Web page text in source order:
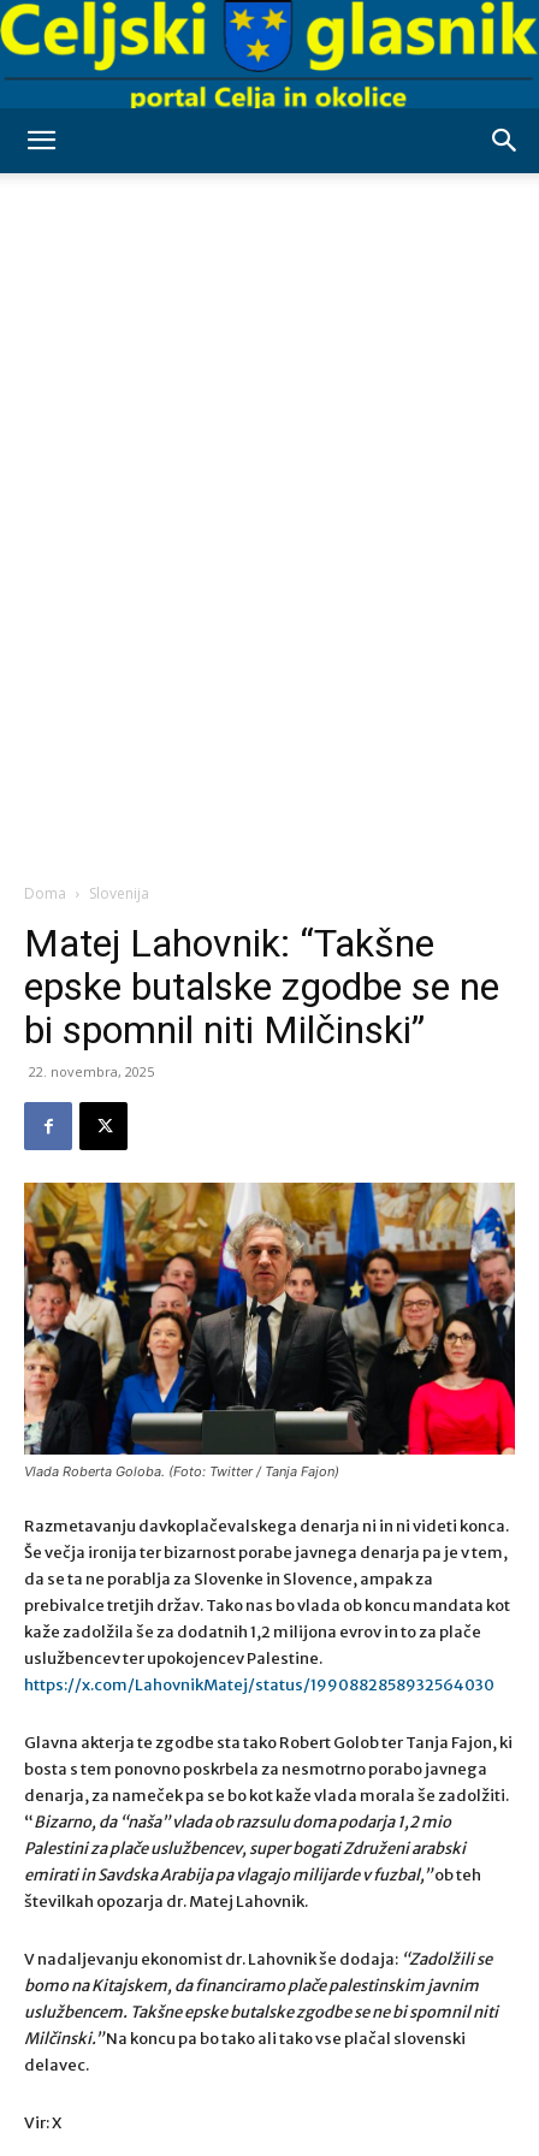
Doma Slovenija
Matej Lahovnik: “Takšne
epske butalske zgodbe se ne
bi spomnil niti Milčinski”
22. novembra, 2025
Vlada Roberta Goloba. (Foto: Twitter / Tanja Fajon)
Razmetavanju davkoplačevalskega denarja ni in ni videti konca.
Še večja ironija ter bizarnost porabe javnega denarja pa je v tem,
da se ta ne porablja za Slovenke in Slovence, ampak za
prebivalce tretjih držav. Tako nas bo vlada ob koncu mandata kot
kaže zadolžila še za dodatnih 1,2 milijona evrov in to za plače
uslužbencev ter upokojencev Palestine.
https://x.com/LahovnikMatej/status/1990882858932564030
Glavna akterja te zgodbe sta tako Robert Golob ter Tanja Fajon, ki
bosta s tem ponovno poskrbela za nesmotrno porabo javnega
denarja, za nameček pa se bo kot kaže vlada morala še zadolžiti.
“Bizarno, da “naša” vlada ob razsulu doma podarja 1,2 mio
Palestini za plače uslužbencev, super bogati Združeni arabski
emirati in Savdska Arabija pa vlagajo milijarde v fuzbal,”ob teh
številkah opozarja dr. Matej Lahovnik.
V nadaljevanju ekonomist dr. Lahovnik še dodaja: “Zadolžili se
bomo na Kitajskem, da financiramo plače palestinskim javnim
uslužbencem. Takšne epske butalske zgodbe se ne bi spomnil niti
Milčinski.”Na koncu pa bo tako ali tako vse plačal slovenski
delavec.
Vir: X